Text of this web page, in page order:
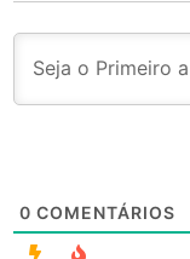
0 COMENTÁRIOS